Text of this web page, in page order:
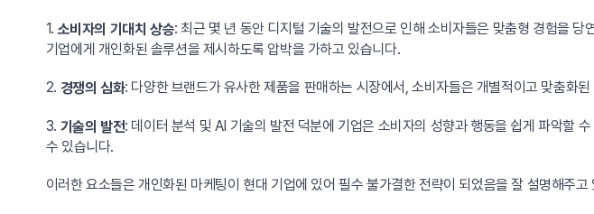
1. 소비자의 기대치 상승: 최근 몇 년 동안 디지털 기술의 발전으로 인해 소비자들은 맞춤형 경험을
기업에게 개인화된 솔루션을 제시하도록 압박을 가하고 있습니다.
2. 경쟁의 심화: 다양한 브랜드가 유사한 제품을 판매하는 시장에서, 소비자들은 개별적이고 맞춤화
3. 기술의 발전: 데이터 분석 및 AI 기술의 발전 덕분에 기업은 소비자의 성향과 행동을 쉽게 파악할
수 있습니다.
이러한 요소들은 개인화된 마케팅이 현대 기업에 있어 필수 불가결한 전략이 되었음을 잘 설명해주